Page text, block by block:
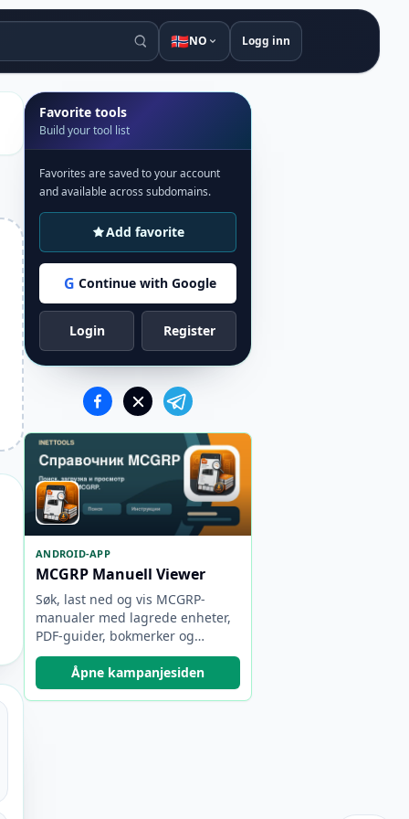
🇳🇴NO Logg inn
Favorite tools
Build your tool list
Favorites are saved to your account
and available across subdomains.
Add favorite
G Continue with Google
Login Register
ANDROID-APP
MCGRP Manuell Viewer
Søk, last ned og vis MCGRP-
manualer med lagrede enheter,
PDF-guider, bokmerker og
sikkerhetskopier.
Åpne kampanjesiden